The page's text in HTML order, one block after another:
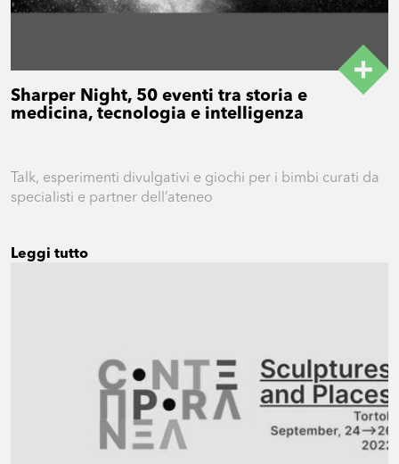
Sharper Night, 50 eventi tra storia e
medicina, tecnologia e intelligenza
Talk, esperimenti divulgativi e giochi per i bimbi curati da
specialisti e partner dell’ateneo
Leggi tutto